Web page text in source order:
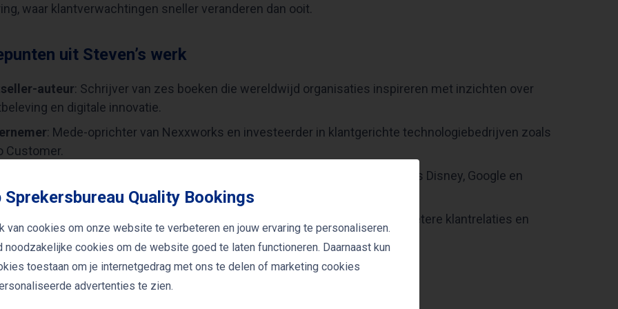
waar klantverwachtingen sneller veranderen dan ooit.
uit Steven’s werk
auteur: Schrijver van zes boeken die wereldwijd organisaties inspireren met inzichten over
en digitale innovatie.
: Mede-oprichter van Nexxworks en investeerder in klantgerichte technologiebedrijven zoals
Customer.
: Veelgevraagd spreker bij toonaangevende bedrijven zoals Disney, Google en
: Zijn keynotes bieden direct toepasbare strategieën voor betere klantrelaties en
thema’s in Steven’s lezingen
Sprekersbureau Quality Bookings
van cookies om onze website te verbeteren en jouw ervaring te personaliseren.
noodzakelijke cookies om de website goed te laten functioneren. Daarnaast kun
toestaan om je internetgedrag met ons te delen of marketing cookies
advertenties te zien.